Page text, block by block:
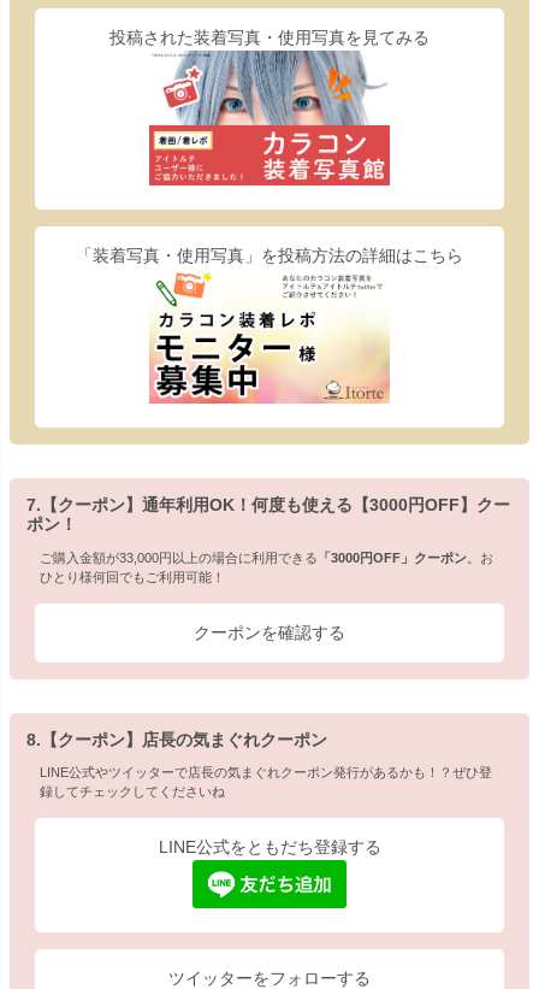
投稿された装着写真・使用写真を見てみる
「装着写真・使用写真」を投稿方法の詳細はこちら
7.【クーポン】通年利用OK！何度も使える【3000円OFF】クー
ポン！
ご購入金額が33,000円以上の場合に利用できる 「3000円OFF」クーポン 。お
ひとり様何回でもご利用可能！
クーポンを確認する
8.【クーポン】店長の気まぐれクーポン
LINE公式やツイッターで店長の気まぐれクーポン発行があるかも！？ぜひ登
録してチェックしてくださいね
LINE公式をともだち登録する
ツイッターをフォローする